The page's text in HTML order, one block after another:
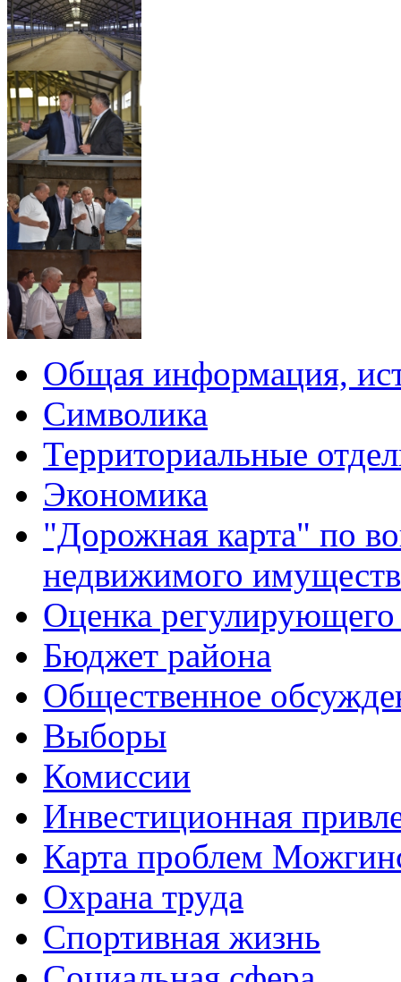
Общая информация,
Символика
Территориальные
Экономика
"Дорожная карта" по
недвижимого
Оценка регулирующего
Бюджет района
Общественное
Выборы
Комиссии
Инвестиционная
Карта проблем
Охрана труда
Спортивная жизнь